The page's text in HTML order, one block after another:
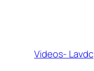
Videos- Lavdc